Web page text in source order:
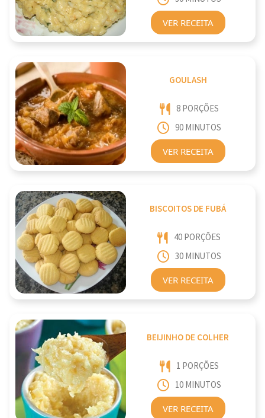
VER RECEITA
GOULASH
8 PORÇÕES
90 MINUTOS
VER RECEITA
BISCOITOS DE FUBÁ
40 PORÇÕES
30 MINUTOS
VER RECEITA
BEIJINHO DE COLHER
1 PORÇÕES
10 MINUTOS
VER RECEITA